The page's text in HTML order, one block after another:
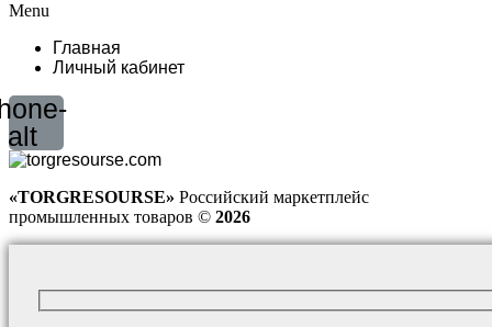
Menu
Главная
Личный кабинет
alt
«TORGRESOURSE» Российский маркетплейс
промышленных товаров © 2026